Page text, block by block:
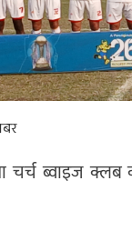
ब्वाइज क्लब